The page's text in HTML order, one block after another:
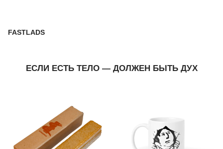
FASTLADS
ЕСЛИ ЕСТЬ ТЕЛО — ДОЛЖЕН БЫТЬ ДУХ